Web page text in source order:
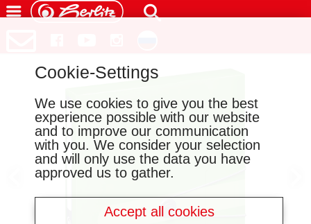
Cookie-Settings
We use cookies to give you the best
experience possible with our website
and to improve our communication
with you. We consider your selection
and will only use the data you have
approved us to gather.
Accept all cookies